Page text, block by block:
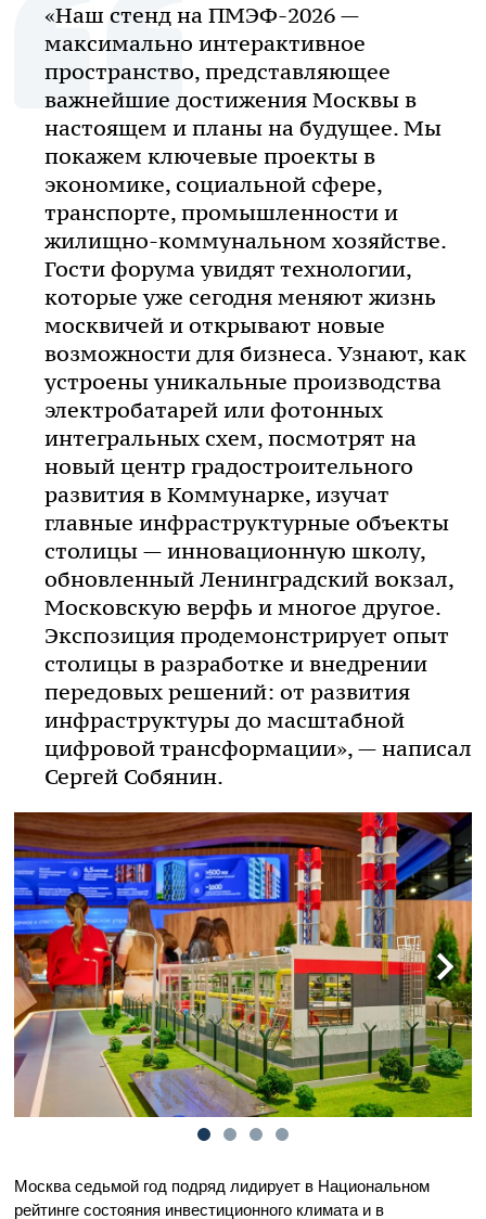
«Наш стенд на ПМЭФ-2026 —
максимально интерактивное
пространство, представляющее
важнейшие достижения Москвы в
настоящем и планы на будущее. Мы
покажем ключевые проекты в
экономике, социальной сфере,
транспорте, промышленности и
жилищно-коммунальном хозяйстве.
Гости форума увидят технологии,
которые уже сегодня меняют жизнь
москвичей и открывают новые
возможности для бизнеса. Узнают, как
устроены уникальные производства
электробатарей или фотонных
интегральных схем, посмотрят на
новый центр градостроительного
развития в Коммунарке, изучат
главные инфраструктурные объекты
столицы — инновационную школу,
обновленный Ленинградский вокзал,
Московскую верфь и многое другое.
Экспозиция продемонстрирует опыт
столицы в разработке и внедрении
передовых решений: от развития
инфраструктуры до масштабной
цифровой трансформации», — написал
Сергей Собянин.
Москва седьмой год подряд лидирует в Национальном
рейтинге состояния инвестиционного климата и в